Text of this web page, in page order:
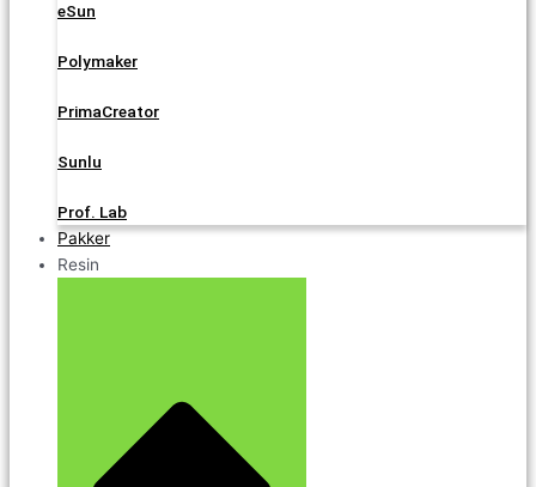
eSun
Polymaker
PrimaCreator
Sunlu
Prof. Lab
Pakker
Resin